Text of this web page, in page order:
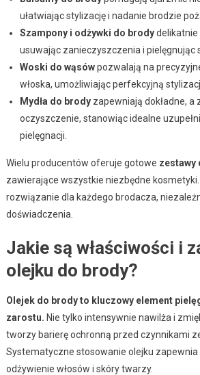
ułatwiając stylizację i nadanie brodzie
Szampony i odżywki do brodydelikatnie
usuwając zanieczyszczenia i pielęgnując
Woski do wąsówpozwalają na
włoska, umożliwiając perfekcyjną
Mydła do brodyzapewniają dokładne, a
oczyszczenie, stanowiąc idealne
pielęgnacji.
Wielu producentów oferuje gotowe zestawy
zawierające wszystkie niezbędne kosmetyki.
rozwiązanie dla każdego brodacza,
doświadczenia.
Jakie są właściwości i
olejku do brody?
Olejek do brody to kluczowy element
zarostu. Nie tylko intensywnie nawilża i
tworzy barierę ochronną przed czynnikami
Systematyczne stosowanie olejku
odżywienie włosów i skóry twarzy.